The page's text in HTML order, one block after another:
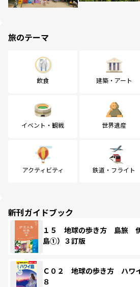
旅のテーマ
飲食 建築・アート
イベント・観戦 世界遺産
アクティビティ 鉄道・フライト
新刊ガイドブック
１５ 地球の歩き方 島旅
島①）３訂版
Ｃ０２ 地球の歩き方 ハワ
８